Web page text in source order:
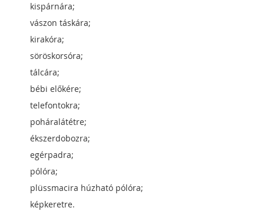
kispárnára;
vászon táskára;
kirakóra;
söröskorsóra;
tálcára;
bébi előkére;
telefontokra;
poháralátétre;
ékszerdobozra;
egérpadra;
pólóra;
plüssmacira húzható pólóra;
képkeretre.